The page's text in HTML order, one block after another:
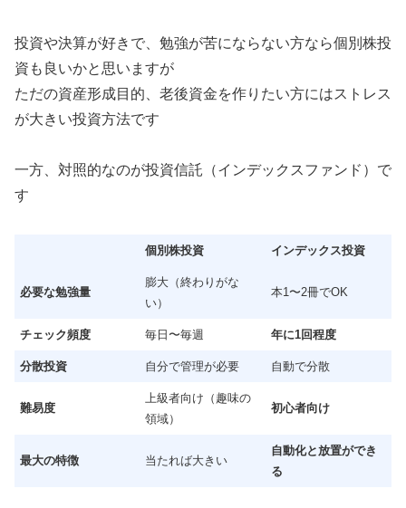
投資や決算が好きで、勉強が苦にならない方なら個別株投
資も良いかと思いますが
ただの資産形成目的、老後資金を作りたい方にはストレス
が大きい投資方法です
一方、対照的なのが投資信託（インデックスファンド）で
す
個別株投資 インデックス投資
必要な勉強量
膨大（終わりがな
い）
本1〜2冊でOK
チェック頻度 毎日〜毎週 年に1回程度
分散投資 自分で管理が必要 自動で分散
難易度
上級者向け（趣味の
領域）
初心者向け
最大の特徴 当たれば大きい
自動化と放置ができ
る